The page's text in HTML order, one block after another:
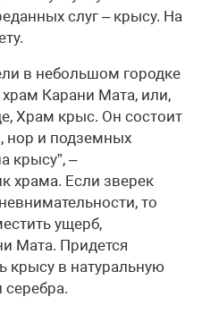
слуг – крысу. На
в небольшом городке
Карани Мата, или,
Храм крыс. Он состоит
нор и подземных
крысу”, –
храма. Если зверек
то
ущерб,
Мата. Придется
крысу в натуральную